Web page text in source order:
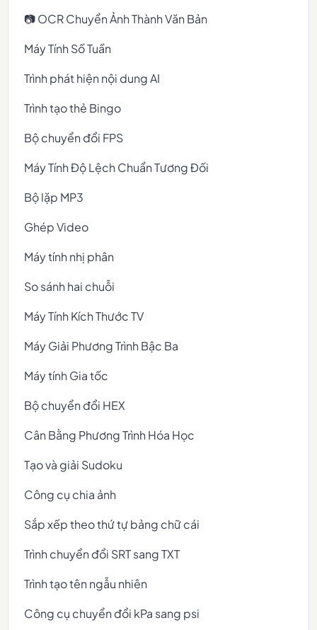
📷 OCR Chuyển Ảnh Thành Văn Bản
Máy Tính Số Tuần
Trình phát hiện nội dung AI
Trình tạo thẻ Bingo
Bộ chuyển đổi FPS
Máy Tính Độ Lệch Chuẩn Tương Đối
Bộ lặp MP3
Ghép Video
Máy tính nhị phân
So sánh hai chuỗi
Máy Tính Kích Thước TV
Máy Giải Phương Trình Bậc Ba
Máy tính Gia tốc
Bộ chuyển đổi HEX
Cân Bằng Phương Trình Hóa Học
Tạo và giải Sudoku
Công cụ chia ảnh
Sắp xếp theo thứ tự bảng chữ cái
Trình chuyển đổi SRT sang TXT
Trình tạo tên ngẫu nhiên
Công cụ chuyển đổi kPa sang psi